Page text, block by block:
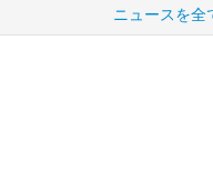
ニュースを全